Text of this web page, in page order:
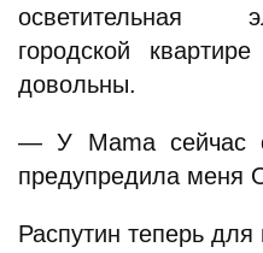
осветительная
городской
довольны.
— У Mama сейчас
предупредила меня
Распутин теперь